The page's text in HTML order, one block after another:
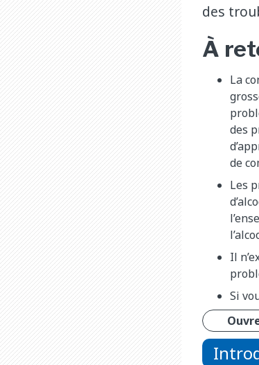
des
À
La
des
de
Les
Il
Si